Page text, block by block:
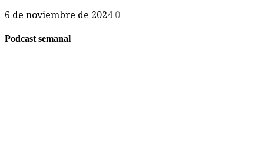
6 de noviembre de 2024 0
Podcast semanal